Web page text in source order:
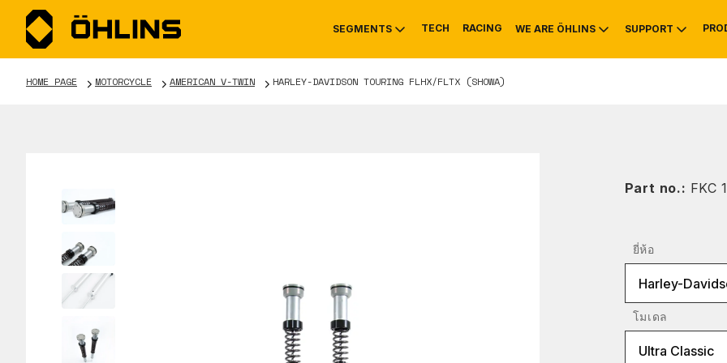
SEGMENTS
MOUNTAIN BIKE
TECH RACING WE ARE ÖHLINS
HISTORY
SUPPORT
SERVICE INFO &
HOME PAGE MOTORCYCLE AMERICAN V-TWIN HARLEY-DAVIDSON TOURING FLHX/FLTX (SHOWA)
Part no.: FKC
ยี่ห้อ
Harley-
โมเดล
Ultra Classic